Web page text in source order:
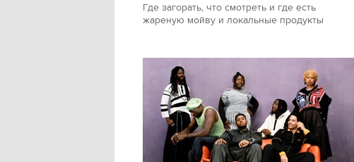
Где загорать, что смотреть и где есть
жареную мойву и локальные продукты